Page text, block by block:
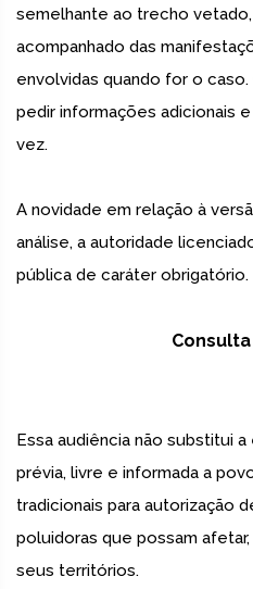
semelhante ao trecho
acompanhado das
envolvidas quando for o
pedir informações adicionais
vez.
A novidade em relação à
análise, a autoridade
pública de caráter obrigatório.
Essa audiência não substitui
prévia, livre e informada a
tradicionais para autorização
poluidoras que possam
seus territórios.